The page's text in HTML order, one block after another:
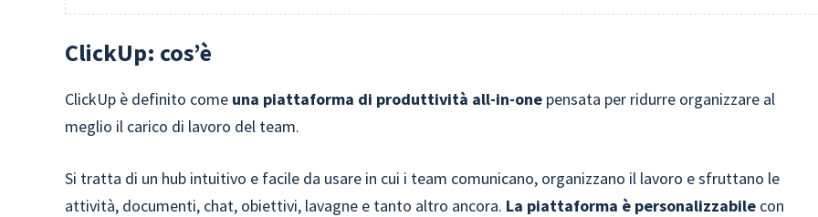
ClickUp: cos’è
ClickUp è definito come una piattaforma di produttività all-in-one pensata per ridurre organizzare al
meglio il carico di lavoro del team.
Si tratta di un hub intuitivo e facile da usare in cui i team comunicano, organizzano il lavoro e sfruttano le
attività, documenti, chat, obiettivi, lavagne e tanto altro ancora. La piattaforma è personalizzabile con